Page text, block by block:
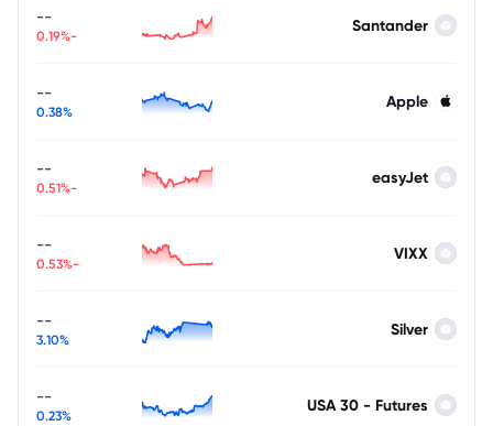
Santander
--
-0.19%
Apple
--
0.38%
easyJet
--
-0.51%
VIXX
--
-0.53%
Silver
--
3.10%
USA 30 - Futures
--
0.23%